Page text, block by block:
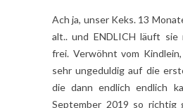
Ach ja, unser Keks. 13
alt.. und ENDLICH läuft sie
frei. Verwöhnt vom
sehr ungeduldig auf die
die dann endlich endlich
September 2019 so richtig